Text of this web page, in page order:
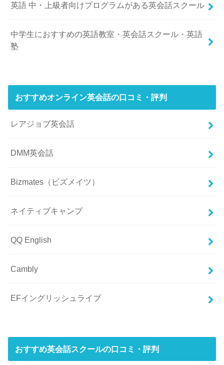
英語 中・上級者向けプログラムがある英会話スクール
中学生におすすめの英語教室・英会話スクール・英語
塾
おすすめオンライン英会話の口コミ・評判
レアジョブ英会話
DMM英会話
Bizmates（ビズメイツ）
ネイティブキャンプ
QQ English
Cambly
EFイングリッシュライブ
おすすめ英会話スクールの口コミ・評判